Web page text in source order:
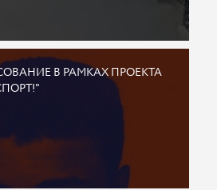
В РАМКАХ ПРОЕКТА